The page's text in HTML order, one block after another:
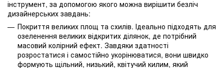
інструмент, за допомогою якого можна вирішити безліч
дизайнерських завдань:
Покриття великих площ та схилів. Ідеально підходять для
озеленення великих відкритих ділянок, де потрібний
масовий колірний ефект. Завдяки здатності
розростатися і самостійно укорінюватися, вони швидко
формують щільний, низький, квітучий килим, який